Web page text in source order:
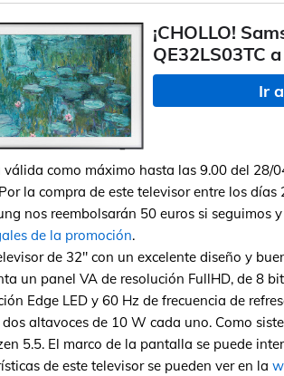
¡CHOLLO!
QE32LS03TC
Ir
válida como máximo hasta las 9.00 del 28/
Por la compra de este televisor entre los
nos reembolsarán 50 euros si seguimos
de la promoción.
de 32" con un excelente diseño y
un panel VA de resolución FullHD, de 8
Edge LED y 60 Hz de frecuencia de
altavoces de 10 W cada uno. Como
5.5. El marco de la pantalla se puede
de este televisor se pueden ver en la